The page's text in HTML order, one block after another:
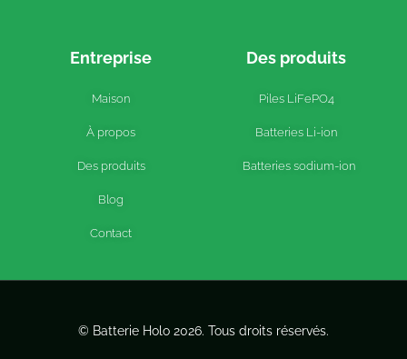
Entreprise
Maison
À propos
Des produits
Blog
Contact
Des produits
Piles LiFePO4
Batteries Li-ion
Batteries sodium-ion
© Batterie Holo 2026. Tous droits réservés.